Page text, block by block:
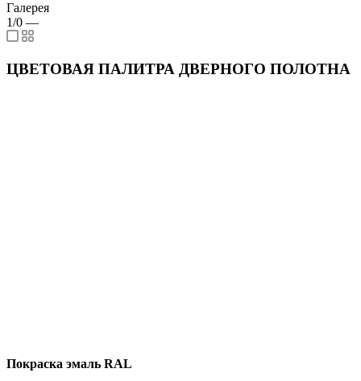
Галерея
1/0 —
ЦВЕТОВАЯ ПАЛИТРА ДВЕРНОГО ПОЛОТНА
Покраска эмаль RAL